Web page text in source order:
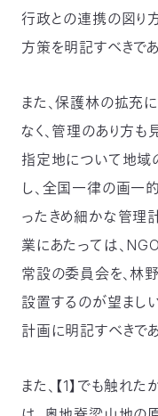
行政との連携の図り
方策を明記すべきであ
また、保護林の拡充
なく、管理のあり方も
指定地について地域
し、全国一律の画一
ったきめ細かな管理
業にあたっては、
常設の委員会を、林
設置するのが望まし
計画に明記すべきであ
また、【1】でも触れ